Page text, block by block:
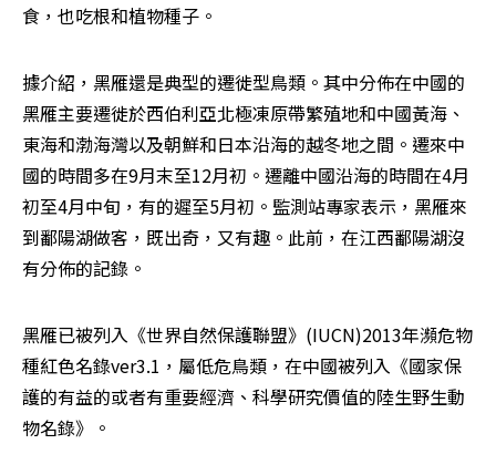
食，也吃根和植物種子。
據介紹，黑雁還是典型的遷徙型鳥類。其中分佈在中國的
黑雁主要遷徙於西伯利亞北極凍原帶繁殖地和中國黃海、
東海和渤海灣以及朝鮮和日本沿海的越冬地之間。遷來中
國的時間多在9月末至12月初。遷離中國沿海的時間在4月
初至4月中旬，有的遲至5月初。監測站專家表示，黑雁來
到鄱陽湖做客，既出奇，又有趣。此前，在江西鄱陽湖沒
有分佈的記錄。
黑雁已被列入《世界自然保護聯盟》(IUCN)2013年瀕危物
種紅色名錄ver3.1，屬低危鳥類，在中國被列入《國家保
護的有益的或者有重要經濟、科學研究價值的陸生野生動
物名錄》。